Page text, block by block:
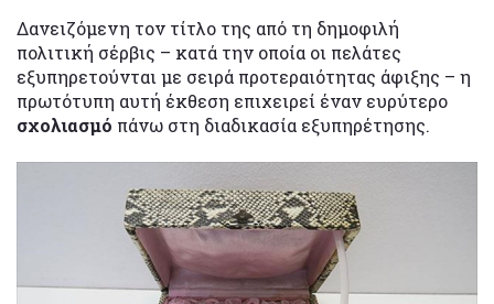
Δανειζόμενη τον τίτλο της από τη δημοφιλή
πολιτική σέρβις – κατά την οποία οι πελάτες
εξυπηρετούνται με σειρά προτεραιότητας άφιξης – η
πρωτότυπη αυτή έκθεση επιχειρεί έναν ευρύτερο
σχολιασμό πάνω στη διαδικασία εξυπηρέτησης.